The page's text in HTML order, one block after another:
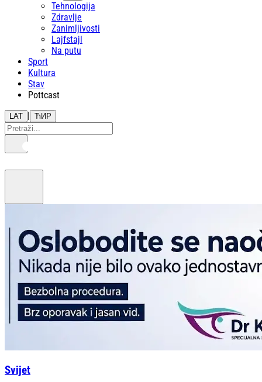
Tehnologija
Zdravlje
Zanimljivosti
Lajfstajl
Na putu
Sport
Kultura
Stav
Pottcast
LAT | ЋИР
Svijet